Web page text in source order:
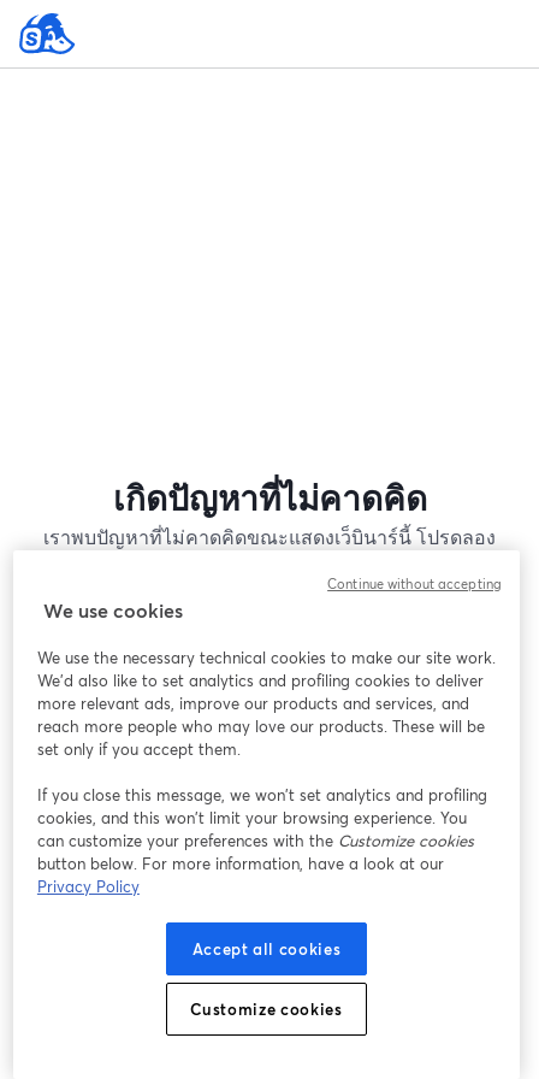
เกิดปัญหาที่ไม่คาดคิด
เราพบปัญหาที่ไม่คาดคิดขณะแสดงเว็บินาร์นี้ โปรดลอง
หากมีปัญหา
เปิดในแท็บใหม่
We use cookies
We use the necessary technical cookies to make our site work.
We'd also like to set analytics and profiling cookies to deliver
more relevant ads, improve our products and services, and
reach more people who may love our products. These will be
set only if you accept them.
If you close this message, we won’t set analytics and profiling
cookies, and this won’t limit your browsing experience. You
can customize your preferences with the Customize cookies
button below. For more information, have a look at our
Privacy Policy
Accept all cookies
Customize cookies
Continue without accepting